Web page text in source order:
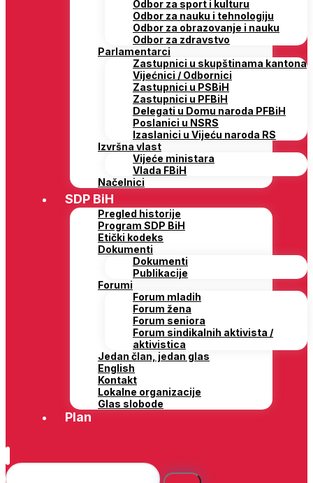
Odbor za sport i kulturu
Odbor za nauku i tehnologiju
Odbor za obrazovanje i nauku
Odbor za zdravstvo
Parlamentarci
Zastupnici u skupštinama kantona
Vijećnici / Odbornici
Zastupnici u PSBiH
Zastupnici u PFBiH
Delegati u Domu naroda PFBiH
Poslanici u NSRS
Izaslanici u Vijeću naroda RS
Izvršna vlast
Vijeće ministara
Vlada FBiH
Načelnici
SDP BiH
Pregled historije
Program SDP BiH
Etički kodeks
Dokumenti
Dokumenti
Publikacije
Forumi
Forum mladih
Forum žena
Forum seniora
Forum sindikalnih aktivista /
aktivistica
Jedan član, jedan glas
English
Kontakt
Lokalne organizacije
Glas slobode
Plan